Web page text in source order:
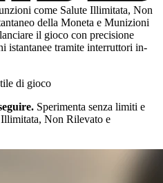
come Salute Illimitata, Non
della Moneta e Munizioni
il gioco con precisione
istantanee tramite interruttori in-
di gioco
Sperimenta senza limiti e
Non Rilevato e